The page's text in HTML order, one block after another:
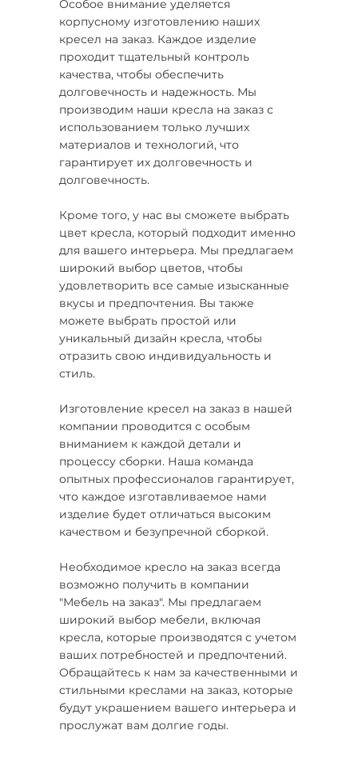
Особое внимание уделяется
корпусному изготовлению наших
кресел на заказ. Каждое изделие
проходит тщательный контроль
качества, чтобы обеспечить
долговечность и надежность. Мы
производим наши кресла на заказ с
использованием только лучших
материалов и технологий, что
гарантирует их долговечность и
долговечность.
Кроме того, у нас вы сможете выбрать
цвет кресла, который подходит именно
для вашего интерьера. Мы предлагаем
широкий выбор цветов, чтобы
удовлетворить все самые изысканные
вкусы и предпочтения. Вы также
можете выбрать простой или
уникальный дизайн кресла, чтобы
отразить свою индивидуальность и
стиль.
Изготовление кресел на заказ в нашей
компании проводится с особым
вниманием к каждой детали и
процессу сборки. Наша команда
опытных профессионалов гарантирует,
что каждое изготавливаемое нами
изделие будет отличаться высоким
качеством и безупречной сборкой.
Необходимое кресло на заказ всегда
возможно получить в компании
"Мебель на заказ". Мы предлагаем
широкий выбор мебели, включая
кресла, которые производятся с учетом
ваших потребностей и предпочтений.
Обращайтесь к нам за качественными и
стильными креслами на заказ, которые
будут украшением вашего интерьера и
прослужат вам долгие годы.